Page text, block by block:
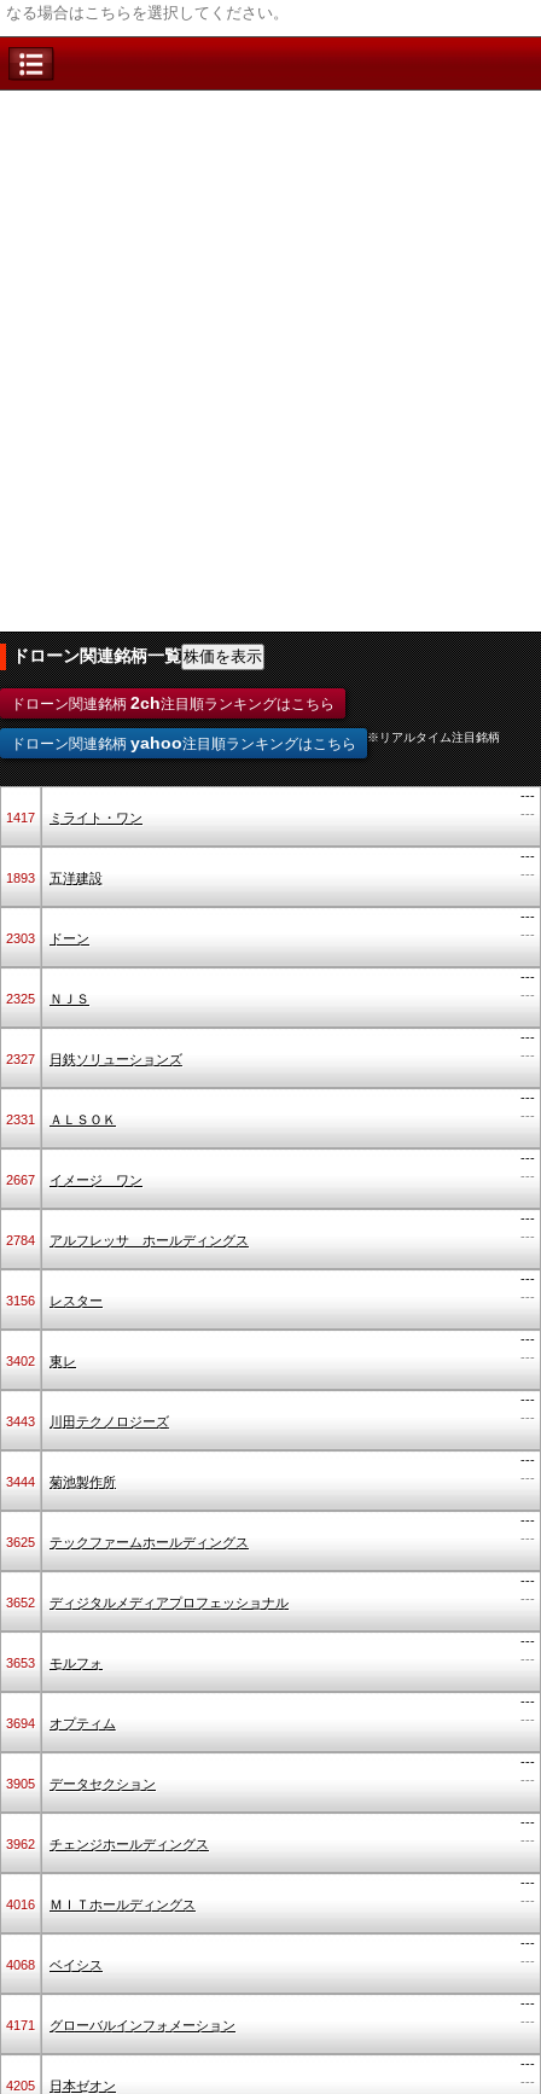
なる場合はこちらを選択してください。
ドローン関連銘柄一覧
ドローン関連銘柄 2ch注目順ランキングはこちら
ドローン関連銘柄 yahoo注目順ランキングはこちら ※リアルタイム注目銘柄
1417 ミライト・ワン
---
---
1893 五洋建設
---
---
2303 ドーン
---
---
2325 ＮＪＳ
---
---
2327 日鉄ソリューションズ
---
---
2331 ＡＬＳＯＫ
---
---
2667 イメージ ワン
---
---
2784 アルフレッサ ホールディングス
---
---
3156 レスター
---
---
3402 東レ
---
---
3443 川田テクノロジーズ
---
---
3444 菊池製作所
---
---
3625 テックファームホールディングス
---
---
3652 ディジタルメディアプロフェッショナル
---
---
3653 モルフォ
---
---
3694 オプティム
---
---
3905 データセクション
---
---
3962 チェンジホールディングス
---
---
4016 ＭＩＴホールディングス
---
---
4068 ベイシス
---
---
4171 グローバルインフォメーション
---
---
4205 日本ゼオン
---
---